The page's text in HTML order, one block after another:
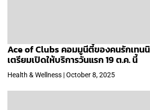
Ace of Clubs คอมมูนีตี้ของคนรักเทน
เตรียมเปิดให้บริการวันแรก 19 ต.ค. นี้
Health & Wellness | October 8, 2025